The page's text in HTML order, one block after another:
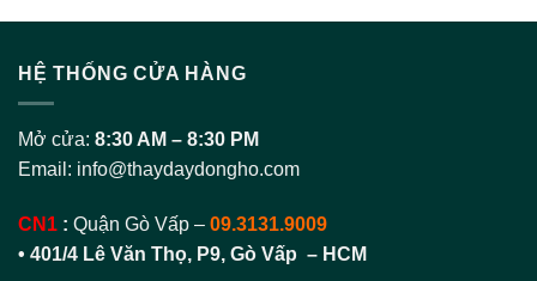
HỆ THỐNG CỬA HÀNG
Mở cửa: 8:30 AM – 8:30 PM
Email: info@thaydaydongho.com
CN1 : Quận Gò Vấp – 09.3131.9009
• 401/4 Lê Văn Thọ, P9, Gò Vấp – HCM